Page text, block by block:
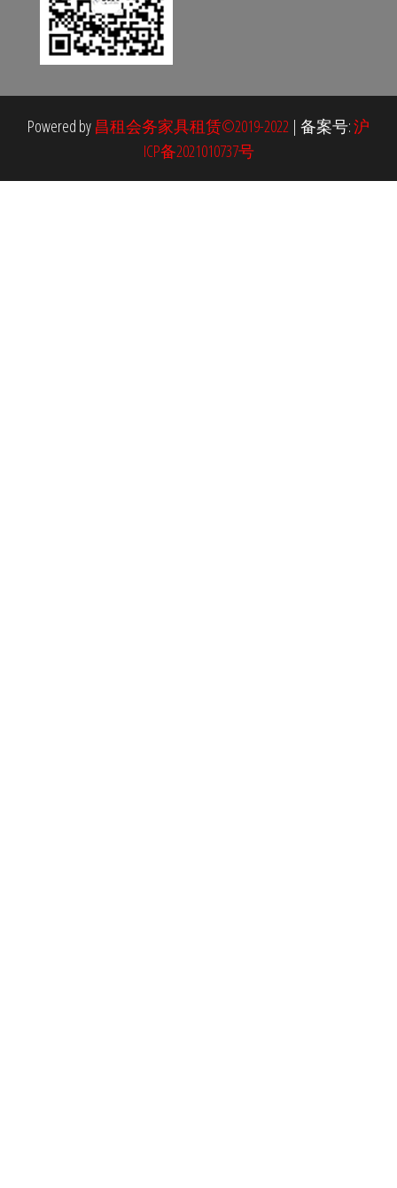
Powered by 昌租会务家具租赁©2019-2022 | 备案号:沪
ICP备2021010737号